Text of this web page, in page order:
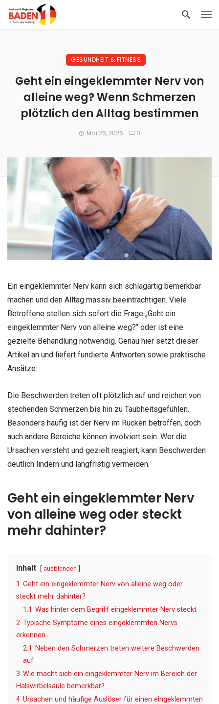
GESUNDHEIT & FITNESS
Geht ein eingeklemmter Nerv von
alleine weg? Wenn Schmerzen
plötzlich den Alltag bestimmen
Mai 26, 2026 0
Ein eingeklemmter Nerv kann sich schlagartig bemerkbar
machen und den Alltag massiv beeinträchtigen. Viele
Betroffene stellen sich sofort die Frage „Geht ein
eingeklemmter Nerv von alleine weg?“ oder ist eine
gezielte Behandlung notwendig. Genau hier setzt dieser
Artikel an und liefert fundierte Antworten sowie praktische
Ansätze.
Die Beschwerden treten oft plötzlich auf und reichen von
stechenden Schmerzen bis hin zu Taubheitsgefühlen.
Besonders häufig ist der Nerv im Rücken betroffen, doch
auch andere Bereiche können involviert sein. Wer die
Ursachen versteht und gezielt reagiert, kann Beschwerden
deutlich lindern und langfristig vermeiden.
Geht ein eingeklemmter Nerv
von alleine weg oder steckt
mehr dahinter?
Inhalt ausblenden
1 Geht ein eingeklemmter Nerv von alleine weg oder
steckt mehr dahinter?
1.1 Was hinter dem Begriff eingeklemmter Nerv steckt
2 Typische Symptome eines eingeklemmten Nervs
erkennen
2.1
Neben den Schmerzen treten weitere Beschwerden
auf
3 Wie macht sich ein eingeklemmter Nerv im Bereich der
Halswirbelsäule bemerkbar?
4 Ursachen und häufige Auslöser für einen eingeklemmten